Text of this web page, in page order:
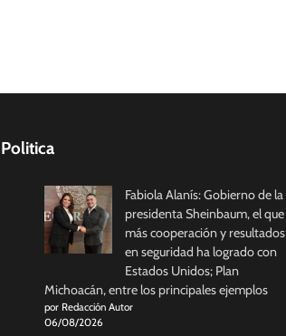
Politica
Fabiola Alanís: Gobierno de la
presidenta Sheinbaum, el que
más cooperación y resultados
en seguridad ha logrado con
Estados Unidos; Plan
Michoacán, entre los principales ejemplos
por Redacción Autor
06/08/2026